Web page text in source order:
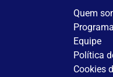
Quem
Equipe
Política
Cookies